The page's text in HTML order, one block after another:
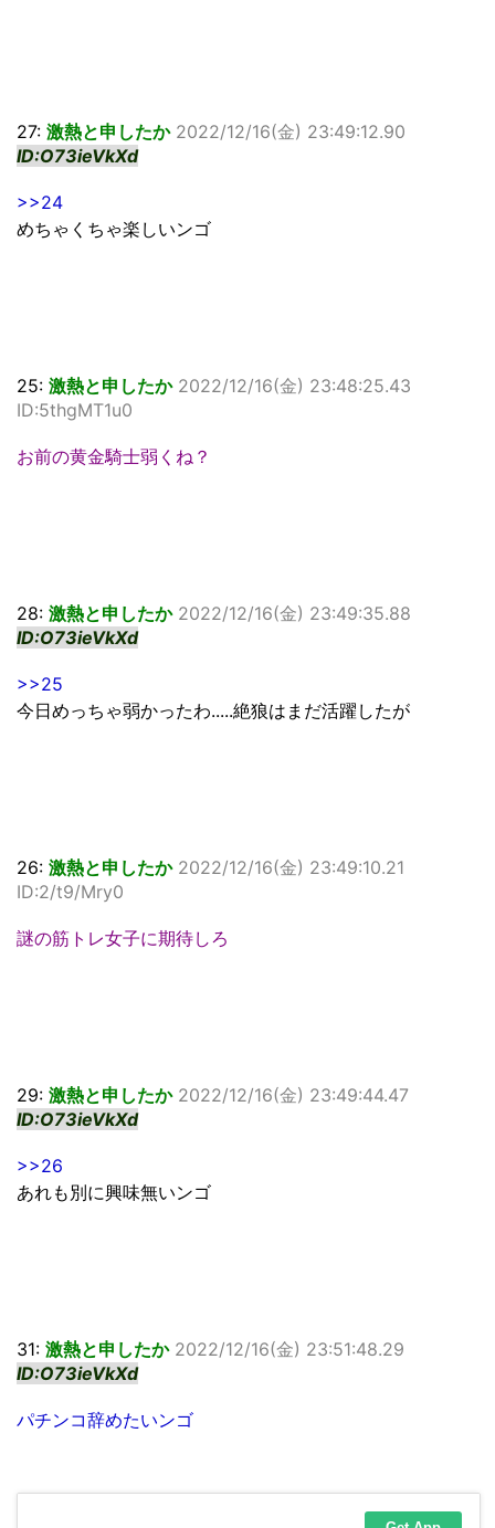
27: 激熱と申したか 2022/12/16(金) 23:49:12.90
ID:O73ieVkXd
>>24
めちゃくちゃ楽しいンゴ
25: 激熱と申したか 2022/12/16(金) 23:48:25.43
ID:5thgMT1u0
お前の黄金騎士弱くね？
28: 激熱と申したか 2022/12/16(金) 23:49:35.88
ID:O73ieVkXd
>>25
今日めっちゃ弱かったわ.....絶狼はまだ活躍したが
26: 激熱と申したか 2022/12/16(金) 23:49:10.21
ID:2/t9/Mry0
謎の筋トレ女子に期待しろ
29: 激熱と申したか 2022/12/16(金) 23:49:44.47
ID:O73ieVkXd
>>26
あれも別に興味無いンゴ
31: 激熱と申したか 2022/12/16(金) 23:51:48.29
ID:O73ieVkXd
パチンコ辞めたいンゴ